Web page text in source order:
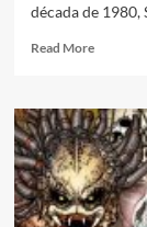
década de 1980,
Read More